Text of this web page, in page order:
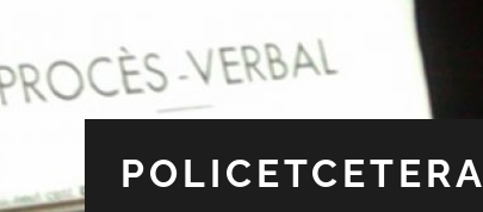
POLICETCETERA